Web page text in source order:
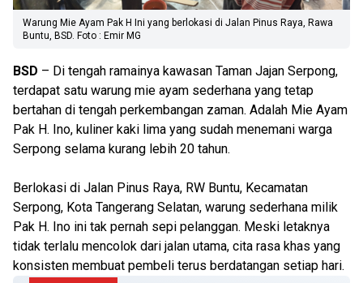
Warung Mie Ayam Pak H Ini yang berlokasi di Jalan Pinus Raya, Rawa
Buntu, BSD. Foto : Emir MG
BSD – Di tengah ramainya kawasan Taman Jajan Serpong,
terdapat satu warung mie ayam sederhana yang tetap
bertahan di tengah perkembangan zaman. Adalah Mie Ayam
Pak H. Ino, kuliner kaki lima yang sudah menemani warga
Serpong selama kurang lebih 20 tahun.
Berlokasi di Jalan Pinus Raya, RW Buntu, Kecamatan
Serpong, Kota Tangerang Selatan, warung sederhana milik
Pak H. Ino ini tak pernah sepi pelanggan. Meski letaknya
tidak terlalu mencolok dari jalan utama, cita rasa khas yang
konsisten membuat pembeli terus berdatangan setiap hari.